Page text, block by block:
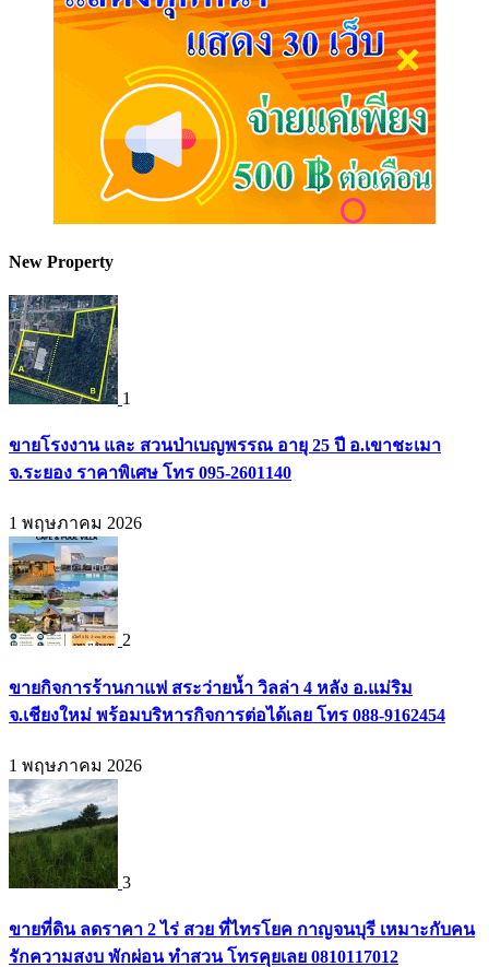
New Property
1
ขายโรงงาน และ สวนป่าเบญพรรณ อายุ 25 ปี อ.เขาชะเมา
จ.ระยอง ราคาพิเศษ โทร 095-2601140
1 พฤษภาคม 2026
2
ขายกิจการร้านกาแฟ สระว่ายน้ำ วิลล่า 4 หลัง อ.แม่ริม
จ.เชียงใหม่ พร้อมบริหารกิจการต่อได้เลย โทร 088-9162454
1 พฤษภาคม 2026
3
ขายที่ดิน ลดราคา 2 ไร่ สวย ที่ไทรโยค กาญจนบุรี เหมาะกับคน
รักความสงบ พักผ่อน ทำสวน โทรคุยเลย 0810117012